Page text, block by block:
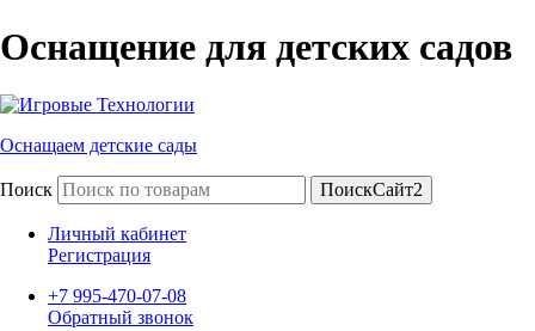
Оснащение для детских садов
Оснащаем детские сады
Поиск ПоискСайт2
Личный кабинет
Регистрация
+7 995-470-07-08
Обратный звонок